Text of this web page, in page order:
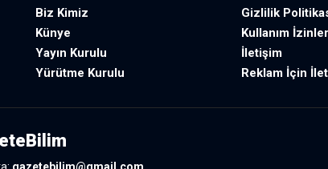
Biz Kimiz
Künye
Yayın Kurulu
Yürütme Kurulu
Gizlilik
Kullanım
İletişim
Reklam İçin
gazetebilim@gmail.com